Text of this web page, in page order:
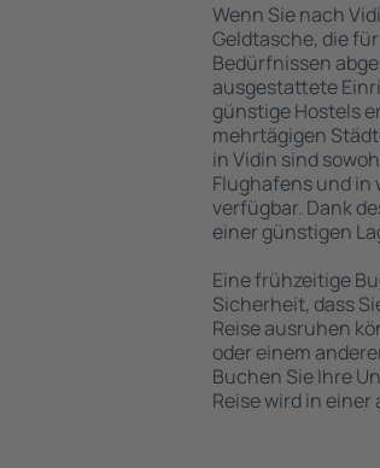
Wenn Sie nach
Geldtasche, die
Bedürfnissen
ausgestattete
günstige Hostels
mehrtägigen
in Vidin sind
Flughafens und in
verfügbar. Dank
einer günstigen
Eine frühzeitige
Sicherheit, dass
Reise ausruhen
oder einem
Buchen Sie Ihre
Reise wird in